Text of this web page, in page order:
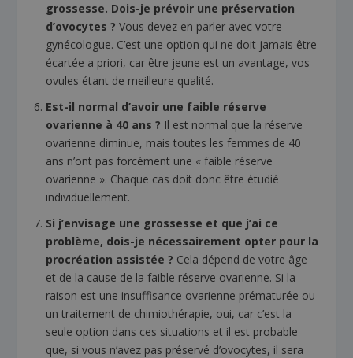
grossesse. Dois-je prévoir une préservation
d’ovocytes ?Vous devez en parler avec votre
gynécologue. C’est une option qui ne doit jamais être
écartée a priori, car être jeune est un avantage, vos
ovules étant de meilleure qualité.
Est-il normal d’avoir une faible réserve
ovarienne à 40 ans ? Il est normal que la réserve
ovarienne diminue, mais toutes les femmes de 40
ans n’ont pas forcément une « faible réserve
ovarienne ». Chaque cas doit donc être étudié
individuellement.
Si j’envisage une grossesse et que j’ai ce
problème, dois-je nécessairement opter pour la
procréation assistée ? Cela dépend de votre âge
et de la cause de la faible réserve ovarienne. Si la
raison est une insuffisance ovarienne prématurée ou
un traitement de chimiothérapie, oui, car c’est la
seule option dans ces situations et il est probable
que, si vous n’avez pas préservé d’ovocytes, il sera